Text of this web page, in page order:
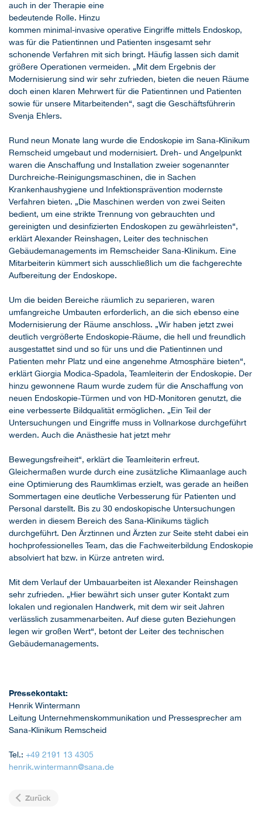
auch in der Therapie eine
bedeutende Rolle. Hinzu
kommen minimal-invasive operative Eingriffe mittels Endoskop,
was für die Patientinnen und Patienten insgesamt sehr
schonende Verfahren mit sich bringt. Häufig lassen sich damit
größere Operationen vermeiden. „Mit dem Ergebnis der
Modernisierung sind wir sehr zufrieden, bieten die neuen Räume
doch einen klaren Mehrwert für die Patientinnen und Patienten
sowie für unsere Mitarbeitenden“, sagt die Geschäftsführerin
Svenja Ehlers.
Rund neun Monate lang wurde die Endoskopie im Sana-Klinikum
Remscheid umgebaut und modernisiert. Dreh- und Angelpunkt
waren die Anschaffung und Installation zweier sogenannter
Durchreiche-Reinigungsmaschinen, die in Sachen
Krankenhaushygiene und Infektionsprävention modernste
Verfahren bieten. „Die Maschinen werden von zwei Seiten
bedient, um eine strikte Trennung von gebrauchten und
gereinigten und desinfizierten Endoskopen zu gewährleisten“,
erklärt Alexander Reinshagen, Leiter des technischen
Gebäudemanagements im Remscheider Sana-Klinikum. Eine
Mitarbeiterin kümmert sich ausschließlich um die fachgerechte
Aufbereitung der Endoskope.
Um die beiden Bereiche räumlich zu separieren, waren
umfangreiche Umbauten erforderlich, an die sich ebenso eine
Modernisierung der Räume anschloss. „Wir haben jetzt zwei
deutlich vergrößerte Endoskopie-Räume, die hell und freundlich
ausgestattet sind und so für uns und die Patientinnen und
Patienten mehr Platz und eine angenehme Atmosphäre bieten“,
erklärt Giorgia Modica-Spadola, Teamleiterin der Endoskopie. Der
hinzu gewonnene Raum wurde zudem für die Anschaffung von
neuen Endoskopie-Türmen und von HD-Monitoren genutzt, die
eine verbesserte Bildqualität ermöglichen. „Ein Teil der
Untersuchungen und Eingriffe muss in Vollnarkose durchgeführt
werden. Auch die Anästhesie hat jetzt mehr
Bewegungsfreiheit“, erklärt die Teamleiterin erfreut.
Gleichermaßen wurde durch eine zusätzliche Klimaanlage auch
eine Optimierung des Raumklimas erzielt, was gerade an heißen
Sommertagen eine deutliche Verbesserung für Patienten und
Personal darstellt. Bis zu 30 endoskopische Untersuchungen
werden in diesem Bereich des Sana-Klinikums täglich
durchgeführt. Den Ärztinnen und Ärzten zur Seite steht dabei ein
hochprofessionelles Team, das die Fachweiterbildung Endoskopie
absolviert hat bzw. in Kürze antreten wird.
Mit dem Verlauf der Umbauarbeiten ist Alexander Reinshagen
sehr zufrieden. „Hier bewährt sich unser guter Kontakt zum
lokalen und regionalen Handwerk, mit dem wir seit Jahren
verlässlich zusammenarbeiten. Auf diese guten Beziehungen
legen wir großen Wert“, betont der Leiter des technischen
Gebäudemanagements.
Pressekontakt:
Henrik Wintermann
Leitung Unternehmenskommunikation und Pressesprecher am
Sana-Klinikum Remscheid
Tel.: +49 2191 13 4305
henrik.wintermann@sana.de
Zurück